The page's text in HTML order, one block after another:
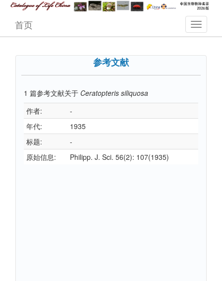
首页
参考文献
1 篇参考文献关于 Ceratopteris siliquosa
作者:
-
年代:
1935
标题:
-
原始信息:
Philipp. J. Sci. 56(2): 107(1935)